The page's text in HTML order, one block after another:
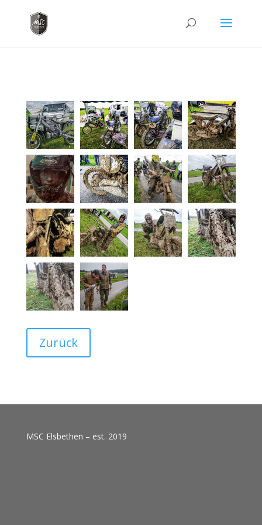
Zurück
MSC Elsbethen – est. 2019